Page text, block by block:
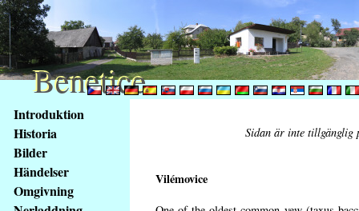
obsah
stránky
Klávesové
zkratky
tomto
Introduktion
Historia
Bilder
Händelser
Omgivning
Sidan är inte tillgänglig
Vilémovice
Benetice
Benetice